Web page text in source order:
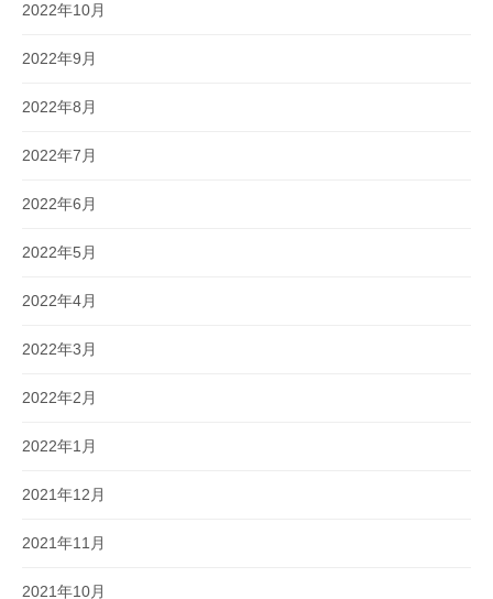
2022年10月
2022年9月
2022年8月
2022年7月
2022年6月
2022年5月
2022年4月
2022年3月
2022年2月
2022年1月
2021年12月
2021年11月
2021年10月